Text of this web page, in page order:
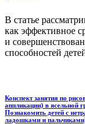
В статье
как эффективное
и
способностей
Конспект занятия по
аппликации) в ясельной
Познакомить детей с
ладошками и